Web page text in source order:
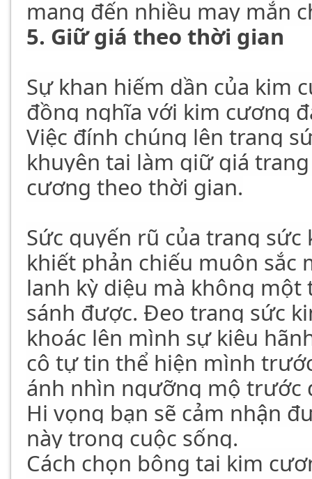
mang đến nhiều may mắn
5. Giữ giá theo thời gian
Sự khan hiếm dần của kim
đồng nghĩa với kim cương
Việc đính chúng lên trang
khuyên tai làm giữ giá
cương theo thời gian.
Sức quyến rũ của trang
khiết phản chiếu muôn sắc
lanh kỳ diệu mà không
sánh được. Đeo trang sức
khoác lên mình sự kiêu
cô tự tin thể hiện mình
ánh nhìn ngưỡng mộ trước
Hi vọng bạn sẽ cảm nhận
này trong cuộc sống.
Cách chọn bông tai kim